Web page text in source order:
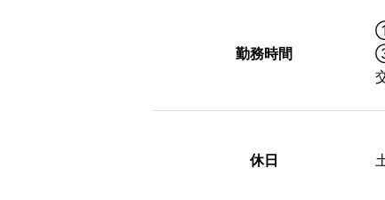
勤務時間
休日